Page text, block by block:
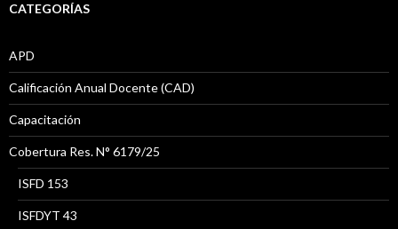
CATEGORÍAS
APD
Calificación Anual Docente (CAD)
Capacitación
Cobertura Res. N° 6179/25
ISFD 153
ISFDYT 43